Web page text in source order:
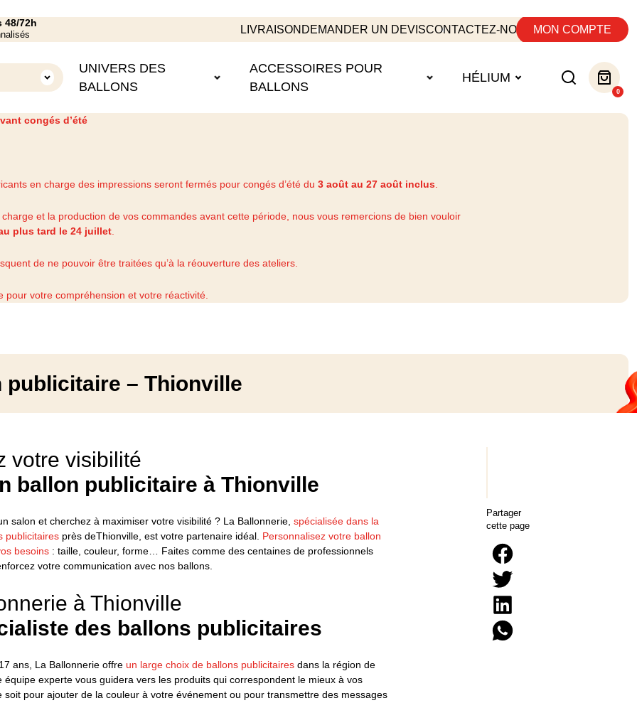
48/72h
LIVRAISON DEMANDER UN DEVISCONTACTEZ-NOUS MON COMPTE
UNIVERS DES
BALLONS
ACCESSOIRES POUR
BALLONS
HÉLIUM
0
congés d’été
en charge des impressions seront fermés pour congés d’été du 3 août au 27 août inclus
et la production de vos commandes avant cette période, nous vous remercions de bien vouloir
plus tard le 24 juillet
de ne pouvoir être traitées qu’à la réouverture des ateliers.
votre compréhension et votre réactivité.
publicitaire – Thionville
votre visibilité
ballon publicitaire à Thionville
salon et cherchez à maximiser votre visibilité ? La Ballonnerie, spécialisée dans la
publicitaires près deThionville, est votre partenaire idéal. Personnalisez votre ballon
besoins : taille, couleur, forme… Faites comme des centaines de professionnels
votre communication avec nos ballons.
à Thionville
des ballons publicitaires
ans, La Ballonnerie offre un large choix de ballons publicitaires dans la région de
équipe experte vous guidera vers les produits qui correspondent le mieux à vos
soit pour ajouter de la couleur à votre événement ou pour transmettre des messages
Partager
cette page